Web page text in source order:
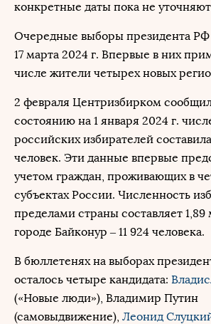
конкретные даты пока не
Очередные выборы президента РФ
17 марта 2024 г. Впервые в них
числе жители четырех новых
2 февраля Центризбирком
состоянию на 1 января 2024 г.
российских избирателей
человек. Эти данные впервые
учетом граждан, проживающих в
субъектах России. Численность
пределами страны составляет 1,89
городе Байконур – 11 924 человека.
В бюллетенях на выборах
осталось четыре кандидата:
(«Новые люди»), Владимир Путин
(самовыдвижение), Леонид